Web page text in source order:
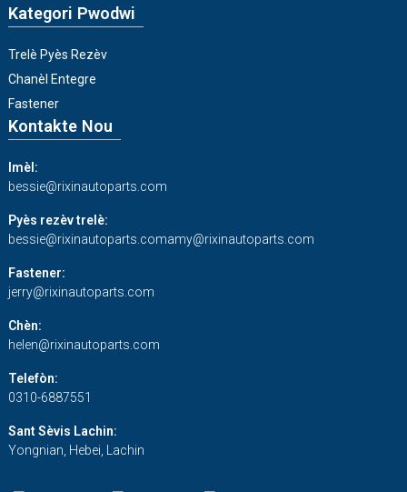
Kategori Pwodwi
Trelè Pyès Rezèv
Chanèl Entegre
Fastener
Kontakte Nou
Imèl:
bessie@rixinautoparts.com
Pyès rezèv trelè:
bessie@rixinautoparts.comamy@rixinautoparts.com
Fastener:
jerry@rixinautoparts.com
Chèn:
helen@rixinautoparts.com
Telefòn:
0310-6887551
Sant Sèvis Lachin:
Yongnian, Hebei, Lachin